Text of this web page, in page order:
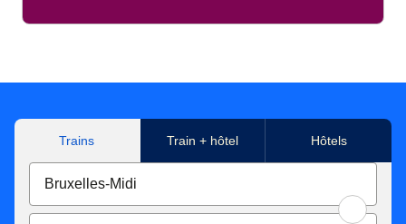
Trains Train + hôtel Hôtels